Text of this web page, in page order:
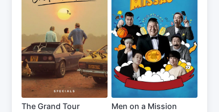
The Grand Tour Men on a Mission